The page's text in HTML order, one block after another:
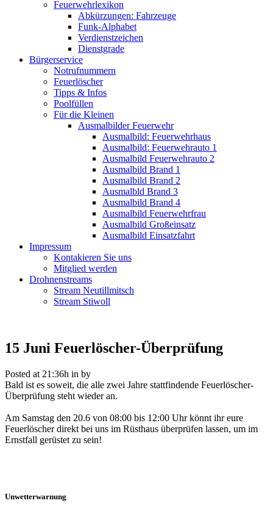
Feuerwehrlexikon
Abkürzungen: Fahrzeuge
Funk-Alphabet
Verdienstzeichen
Dienstgrade
Bürgerservice
Notrufnummern
Feuerlöscher
Tipps & Infos
Poolfüllen
Für die Kleinen
Ausmalbilder Feuerwehr
Ausmalbild: Feuerwehrhaus
Ausmalbild: Feuerwehrauto 1
Ausmalbild Feuerwehrauto 2
Ausmalbild Brand 1
Ausmalbild Brand 2
Ausmalbld Brand 3
Ausmalbild Brand 4
Ausmalbild Feuerwehrfrau
Ausmalbild Großeinsatz
Ausmalbild Einsatzfahrt
Impressum
Kontakieren Sie uns
Mitglied werden
Drohnenstreams
Stream Neutillmitsch
Stream Stiwoll
15 Juni Feuerlöscher-Überprüfung
Posted at 21:36h in by
Bald ist es soweit, die alle zwei Jahre stattfindende Feuerlöscher-
Überprüfung steht wieder an.
Am Samstag den 20.6 von 08:00 bis 12:00 Uhr könnt ihr eure
Feuerlöscher direkt bei uns im Rüsthaus überprüfen lassen, um im
Ernstfall gerüstet zu sein!
Unwetterwarnung